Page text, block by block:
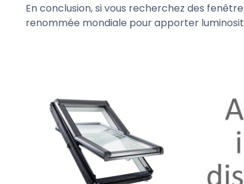
En conclusion, si vous recherchez des
renommée mondiale pour apporter